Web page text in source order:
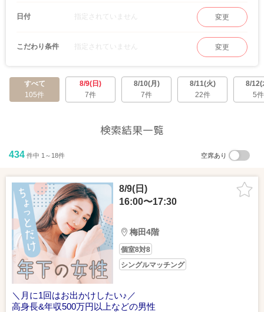
会場の雰囲気や料理などを楽しみながら出会えます。
日付 指定されていません 変更
こだわり条件 指定されていません 変更
すべて
105件
8/9(日)
7件
8/10(月)
7件
8/11(火)
22件
8/12(
5件
検索結果一覧
434 件中 1～18件 空席あり
8/9(日)
16:00〜17:30
梅田4階
個室8対8
シングルマッチング
＼月に1回はお出かけしたい♪／
高身長&年収500万円以上などの男性